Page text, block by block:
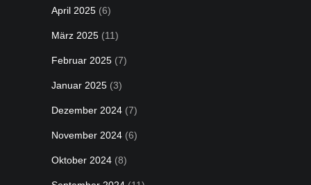
April 2025 (6)
März 2025 (11)
Februar 2025 (7)
Januar 2025 (3)
Dezember 2024 (7)
November 2024 (6)
Oktober 2024 (8)